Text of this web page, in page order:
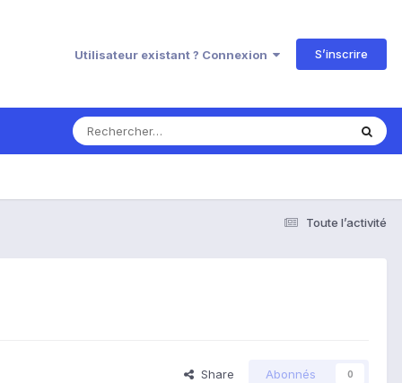
Utilisateur existant ? Connexion S’inscrire
Toute l’activité
Share Abonnés 0